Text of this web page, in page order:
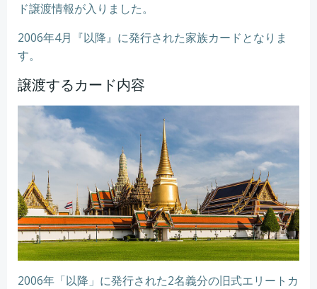
ド譲渡情報が入りました。
2006年4月『以降』に発行された家族カードとなりま
す。
譲渡するカード内容
2006年「以降」に発行された2名義分の旧式エリートカ